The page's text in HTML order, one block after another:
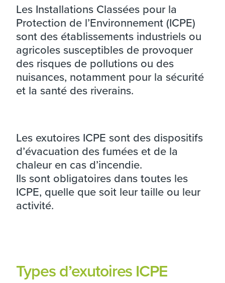
Les Installations Classées pour la
Protection de l’Environnement (ICPE)
sont des établissements industriels ou
agricoles susceptibles de provoquer
des risques de pollutions ou des
nuisances, notamment pour la sécurité
et la santé des riverains.
Les exutoires ICPE sont des dispositifs
d’évacuation des fumées et de la
chaleur en cas d’incendie.
Ils sont obligatoires dans toutes les
ICPE, quelle que soit leur taille ou leur
activité.
Types d’exutoires ICPE